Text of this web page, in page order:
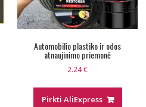
Automobilio plastiko ir odos
atnaujinimo priemonė
2.24€
Pirkti AliExpress